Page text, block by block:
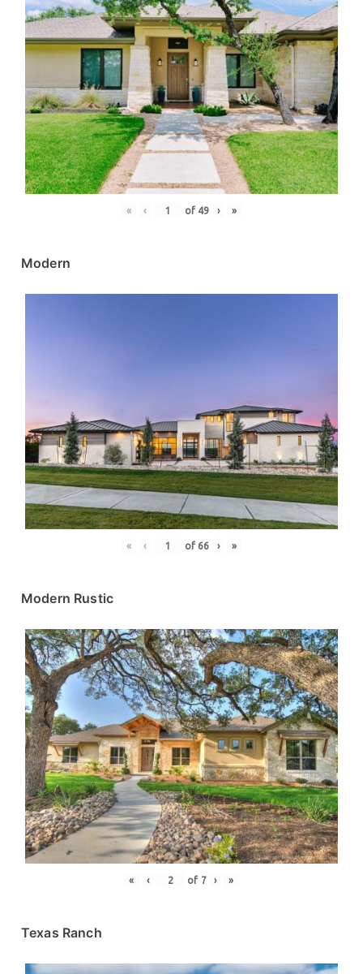
« ‹ of 49 › »
Modern
« ‹ of 66 › »
Modern Rustic
« ‹ of 7 › »
Texas Ranch